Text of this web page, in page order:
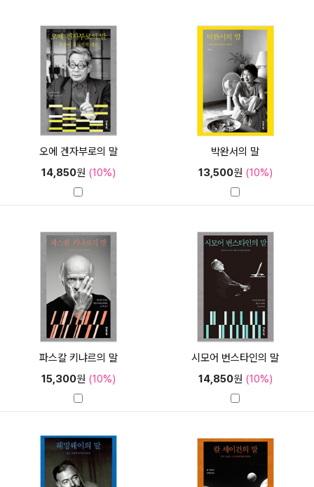
오에 겐자부로의 말
14,850원 (10%)
박완서의 말
13,500원 (10%)
파스칼 키냐르의 말
15,300원 (10%)
시모어 번스타인의 말
14,850원 (10%)